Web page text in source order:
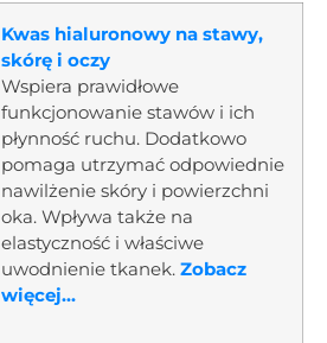
Kwas hialuronowy na stawy,
skórę i oczy
Wspiera prawidłowe
funkcjonowanie stawów i ich
płynność ruchu. Dodatkowo
pomaga utrzymać odpowiednie
nawilżenie skóry i powierzchni
oka. Wpływa także na
elastyczność i właściwe
uwodnienie tkanek. Zobacz
więcej...